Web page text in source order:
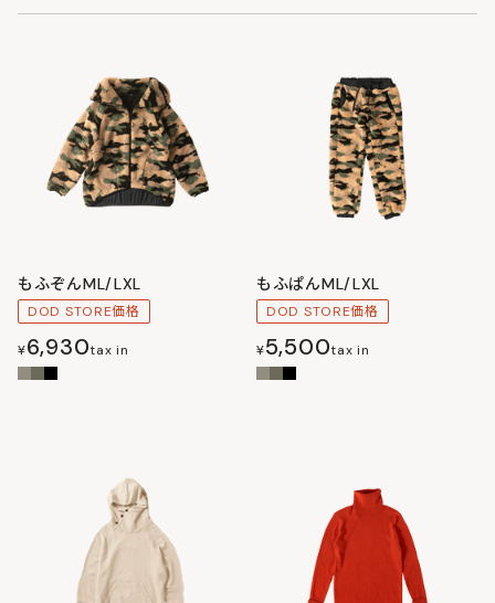
もふぞんML/LXL
DOD STORE価格
¥6,930tax in
もふぱんML/LXL
DOD STORE価格
¥5,500tax in